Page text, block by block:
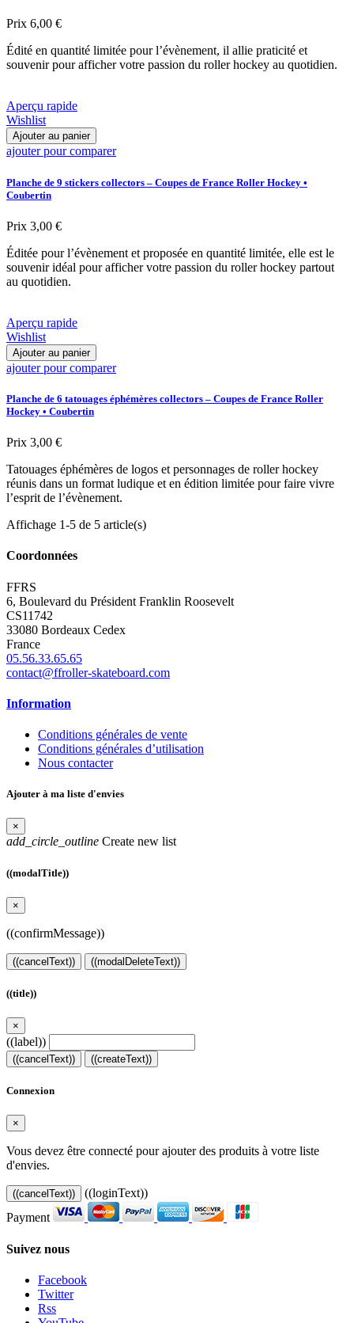
Prix 6,00 €
Édité en quantité limitée pour l’évènement, il allie praticité et
souvenir pour afficher votre passion du roller hockey au quotidien.
Aperçu rapide
Wishlist
Ajouter au panier
ajouter pour comparer
Planche de 9 stickers collectors – Coupes de France Roller Hockey •
Coubertin
Prix 3,00 €
Éditée pour l’évènement et proposée en quantité limitée, elle est le
souvenir idéal pour afficher votre passion du roller hockey partout
au quotidien.
Aperçu rapide
Wishlist
Ajouter au panier
ajouter pour comparer
Planche de 6 tatouages éphémères collectors – Coupes de France Roller
Hockey • Coubertin
Prix 3,00 €
Tatouages éphémères de logos et personnages de roller hockey
réunis dans un format ludique et en édition limitée pour faire vivre
l’esprit de l’évènement.
Affichage 1-5 de 5 article(s)
Coordonnées
FFRS
6, Boulevard du Président Franklin Roosevelt
CS11742
33080 Bordeaux Cedex
France
05.56.33.65.65
contact@ffroller-skateboard.com
Information
Conditions générales de vente
Conditions générales d’utilisation
Nous contacter
Ajouter à ma liste d'envies
×
add_circle_outline Create new list
((modalTitle))
×
((confirmMessage))
((cancelText)) ((modalDeleteText))
((title))
×
((label))
((cancelText)) ((createText))
Connexion
×
Vous devez être connecté pour ajouter des produits à votre liste
d'envies.
((cancelText))
((loginText))
Payment
Suivez nous
Facebook
Twitter
Rss